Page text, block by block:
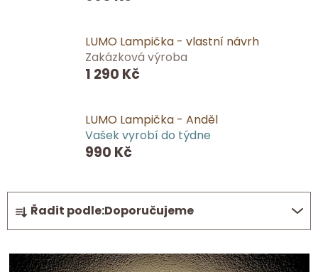
LUMO Lampička - vlastní návrh
Zakázková výroba
1 290 Kč
LUMO Lampička - Anděl
Vašek vyrobí do týdne
990 Kč
Ř
a
z
e
Řadit podle:Doporučujeme
V